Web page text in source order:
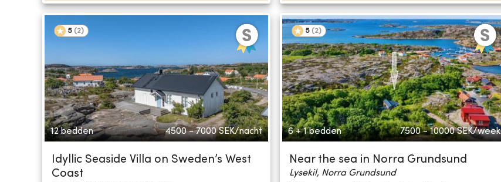
5 (2)
12 bedden 4500 - 7000 SEK/nacht
Idyllic Seaside Villa on Sweden’s West
Coast
5 (2)
6 + 1 bedden 7500 - 10000 SEK/week
Near the sea in Norra Grundsund
Lysekil, Norra Grundsund